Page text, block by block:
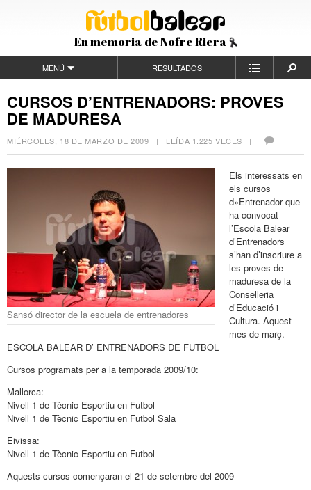
En memoria de Nofre Riera
MENÚ RESULTADOS
CURSOS D’ENTRENADORS: PROVES
DE MADURESA
MIÉRCOLES, 18 DE MARZO DE 2009 | LEÍDA 1.225 VECES |
Sansó director de la escuela de entrenadores
Els interessats en
els cursos
d»Entrenador que
ha convocat
l’Escola Balear
d’Entrenadors
s’han d’inscriure a
les proves de
maduresa de la
Conselleria
d’Educació i
Cultura. Aquest
mes de març.
ESCOLA BALEAR D’ ENTRENADORS DE FUTBOL
Cursos programats per a la temporada 2009/10:
Mallorca:
Nivell 1 de Tècnic Esportiu en Futbol
Nivell 1 de Tècnic Esportiu en Futbol Sala
Eivissa:
Nivell 1 de Tècnic Esportiu en Futbol
Aquests cursos començaran el 21 de setembre del 2009